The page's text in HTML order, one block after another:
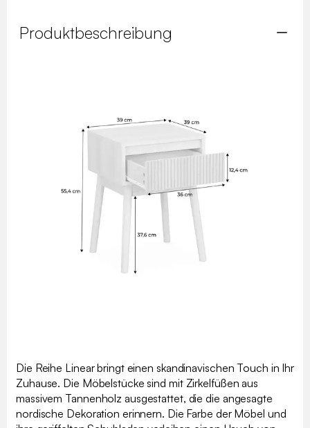
Produktbeschreibung
Die Reihe Linear bringt einen skandinavischen Touch in Ihr
Zuhause. Die Möbelstücke sind mit Zirkelfüßen aus
massivem Tannenholz ausgestattet, die die angesagte
nordische Dekoration erinnern. Die Farbe der Möbel und